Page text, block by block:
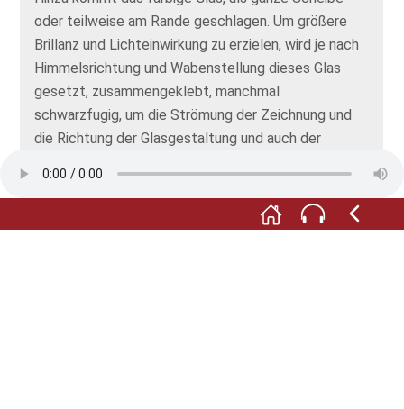
oder teilweise am Rande geschlagen. Um größere
Brillanz und Lichteinwirkung zu erzielen, wird je nach
Himmelsrichtung und Wabenstellung dieses Glas
gesetzt, zusammengeklebt, manchmal
schwarzfugig, um die Strömung der Zeichnung und
die Richtung der Glasgestaltung und auch der
Doppelungen, Farbnuancen, Farbflächen,
Tonabstufungen schaffe ich durch dieses Sägen,